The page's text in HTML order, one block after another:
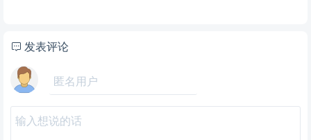
发表评论